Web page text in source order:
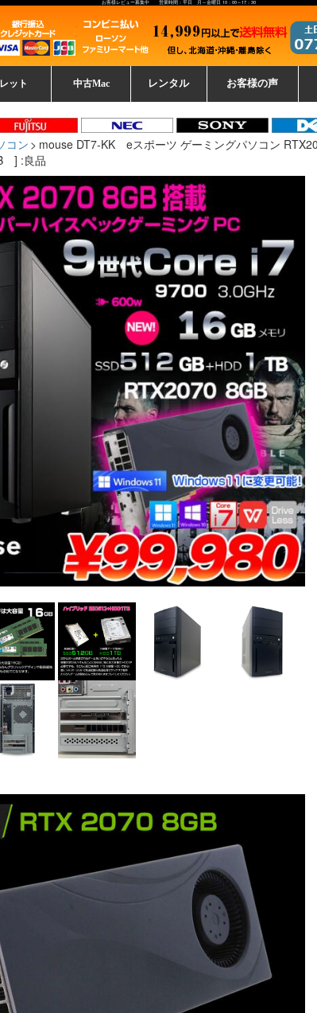
お客様レビュー募集中 営業時間：平日 月～金曜日 10：00～17：30
ード
ット 中古Mac レンタル お客様の声
コン
mouse DT7-KK eスポーツ ゲーミングパソコン
] :良品